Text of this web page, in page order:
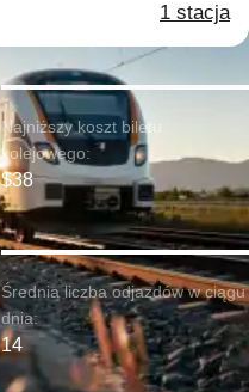
1 stacja
Najniższy koszt biletu
kolejowego:
$38
Średnia liczba odjazdów w ciągu
dnia:
14